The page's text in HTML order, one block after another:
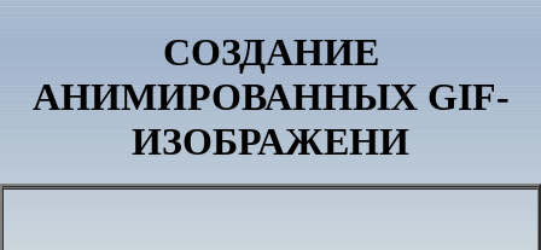
СОЗДАНИЕ
АНИМИРОВАННЫХ GIF-
ИЗОБРАЖЕНИ